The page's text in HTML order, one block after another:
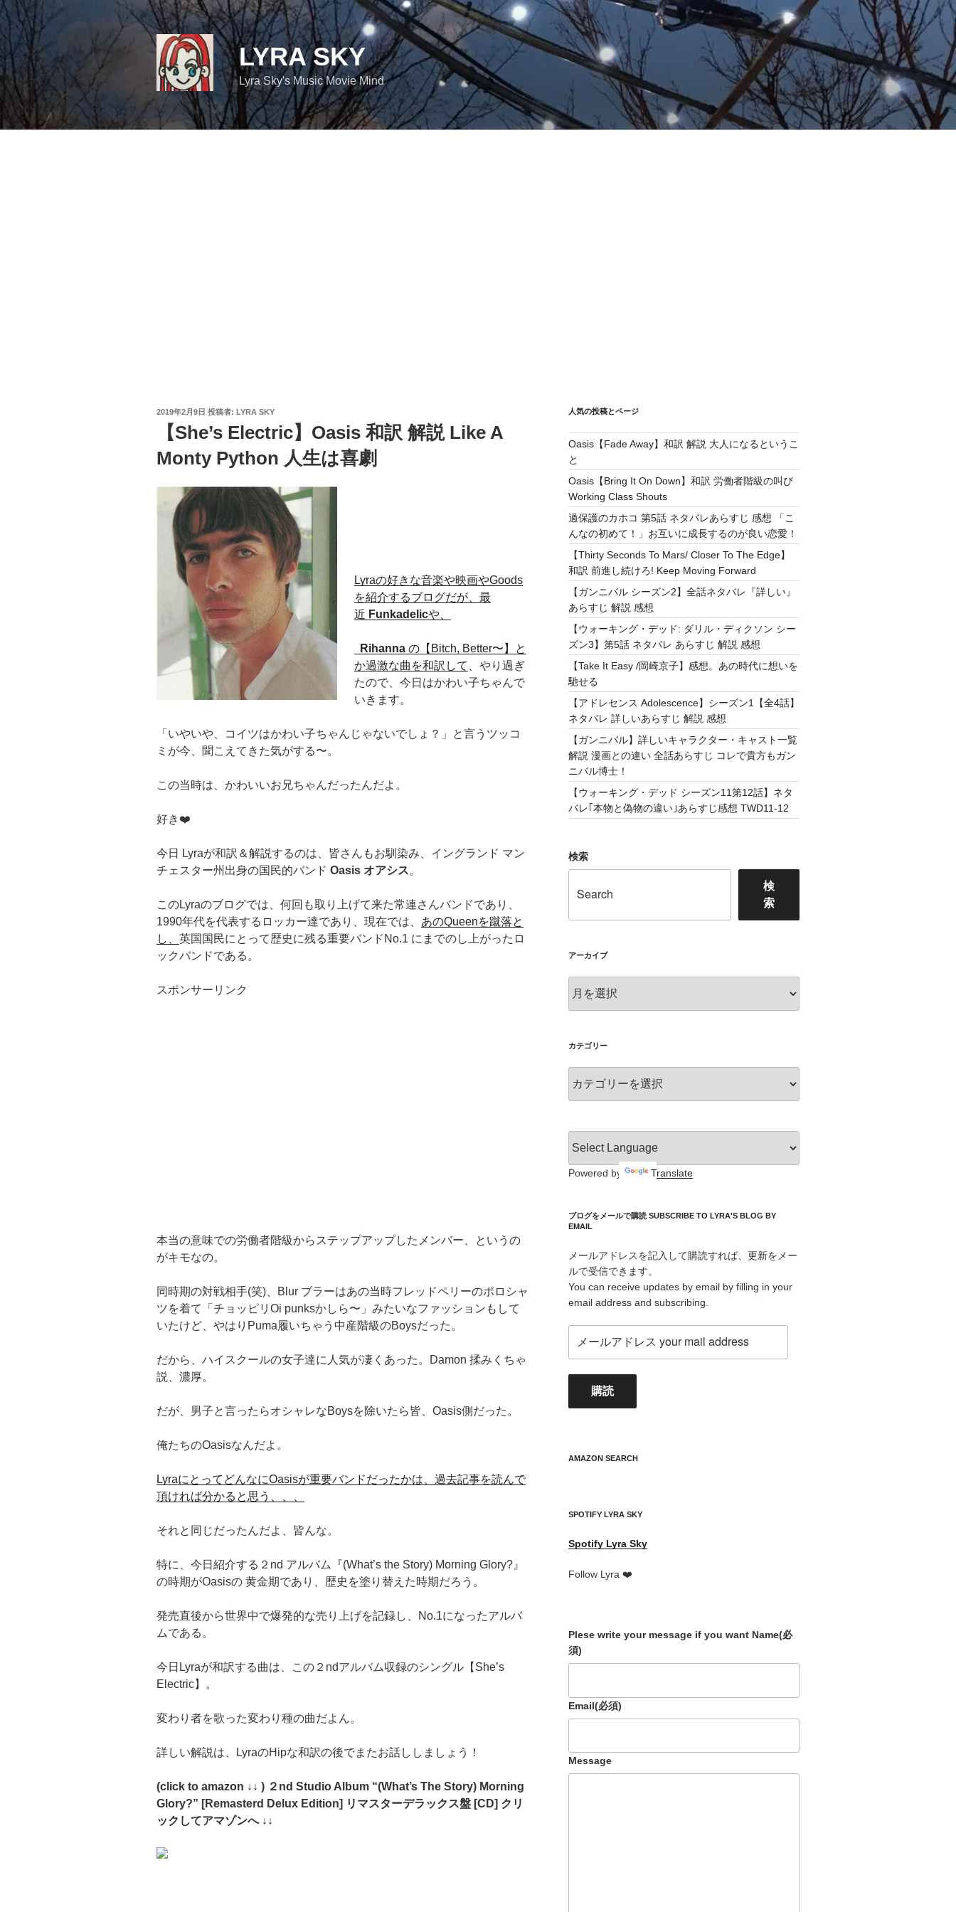
コ
テ
ン
ツ
へ
ス
キ
LYRA SKY
Lyra Sky's Music Movie Mind
投
2019年2月9日 投稿者: LYRA SKY
【She’s Electric】Oasis 和訳 解説 Like A
Monty Python 人生は喜劇
Lyraの好きな音楽や映画やGoods
を紹介するブログだが、最
近 Funkadelicや、
Rihanna の【Bitch, Better〜】と
か過激な曲を和訳して
、やり過ぎ
たので、今日はかわい子ちゃんで
いきます。
「いやいや、コイツはかわい子ちゃんじゃないでしょ？」と言うツッコ
ミが今、聞こえてきた気がする〜。
この当時は、かわいいお兄ちゃんだったんだよ。
好き❤️
今日 Lyraが和訳＆解説するのは、皆さんもお馴染み、イングランド マン
チェスター州出身の国民的バンド Oasis オアシス。
このLyraのブログでは、何回も取り上げて来た常連さんバンドであり、
1990年代を代表するロッカー達であり、現在では、 あのQueenを蹴落と
し、 英国国民にとって歴史に残る重要バンドNo.1 にまでのし上がったロ
ックバンドである。
スポンサーリンク
本当の意味での労働者階級からステップアップしたメンバー、というの
がキモなの。
同時期の対戦相手(笑)、Blur ブラーはあの当時フレッドペリーのポロシャ
ツを着て「チョッピリOi punksかしら〜」みたいなファッションもして
いたけど、やはりPuma履いちゃう中産階級のBoysだった。
だから、ハイスクールの女子達に人気が凄くあった。Damon 揉みくちゃ
説、濃厚。
だが、男子と言ったらオシャレなBoysを除いたら皆、Oasis側だった。
俺たちのOasisなんだよ。
LyraにとってどんなにOasisが重要バンドだったかは、過去記事を読んで
頂ければ分かると思う、、、
それと同じだったんだよ、皆んな。
特に、今日紹介する２nd アルバム『(What’s the Story) Morning Glory?』
の時期がOasisの 黄金期であり、歴史を塗り替えた時期だろう。
発売直後から世界中で爆発的な売り上げを記録し、No.1になったアルバ
ムである。
今日Lyraが和訳する曲は、この２ndアルバム収録のシングル【She’s
Electric】。
変わり者を歌った変わり種の曲だよん。
詳しい解説は、LyraのHipな和訳の後でまたお話ししましょう！
(click to amazon ↓↓ ) ２nd Studio Album “(What’s The Story) Morning
Glory?” [Remasterd Delux Edition] リマスターデラックス盤 [CD] クリ
ックしてアマゾンへ ↓↓
人気の投稿とページ
Oasis【Fade Away】和訳 解説 大人になるというこ
と
Oasis【Bring It On Down】和訳 労働者階級の叫び
Working Class Shouts
過保護のカホコ 第5話 ネタバレあらすじ 感想 「こ
んなの初めて！」お互いに成長するのが良い恋愛！
【Thirty Seconds To Mars/ Closer To The Edge】
和訳 前進し続けろ! Keep Moving Forward
【ガンニバル シーズン2】全話ネタバレ『詳しい』
あらすじ 解説 感想
【ウォーキング・デッド: ダリル・ディクソン シー
ズン3】第5話 ネタバレ あらすじ 解説 感想
【Take It Easy /岡崎京子】感想。あの時代に想いを
馳せる
【アドレセンス Adolescence】シーズン1【全4話】
ネタバレ 詳しいあらすじ 解説 感想
【ガンニバル】詳しいキャラクター・キャスト一覧
解説 漫画との違い 全話あらすじ コレで貴方もガン
ニバル博士！
【ウォーキング・デッド シーズン11第12話】ネタ
バレ｢本物と偽物の違い｣あらすじ感想 TWD11-12
検索
検
索
アーカイブ
ー
ブ
カテゴリー
テ
Powered by Translate
ブログをメールで購読 SUBSCRIBE TO LYRA'S BLOG BY
EMAIL
メールアドレスを記入して購読すれば、更新をメー
ルで受信できます。
You can receive updates by email by filling in your
email address and subscribing.
ア
レ
mail
購読
AMAZON SEARCH
SPOTIFY LYRA SKY
Spotify Lyra Sky
Follow Lyra ❤️
Plese write your message if you want Name(必
須)
Email(必須)
Message